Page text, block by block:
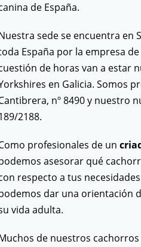
de España.
sede se encuentra en
España por la empresa
de horas van a estar
en Galicia. Somos
nº 8490 y nuestro
2188.
profesionales de un
asesorar qué
respecto a tus
dar una orientación
vida adulta.
de nuestros